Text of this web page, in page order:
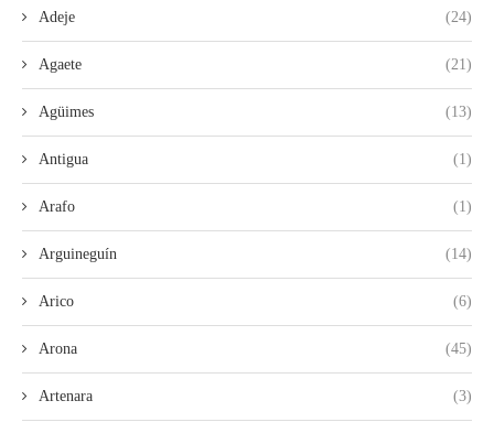
Adeje (24)
Agaete (21)
Agüimes (13)
Antigua (1)
Arafo (1)
Arguineguín (14)
Arico (6)
Arona (45)
Artenara (3)